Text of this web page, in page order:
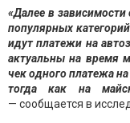
«Далее в
популярных
идут платежи на
актуальны на время
чек одного платежа
тогда как на
— сообщается в